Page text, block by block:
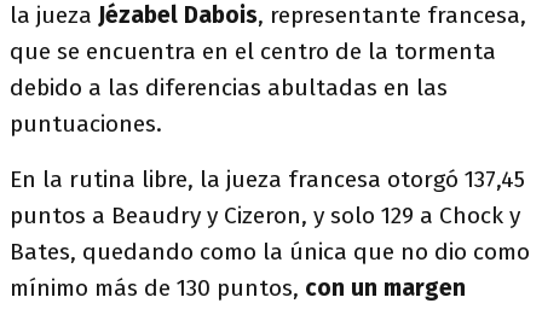
la jueza Jézabel Dabois, representante francesa,
que se encuentra en el centro de la tormenta
debido a las diferencias abultadas en las
puntuaciones.
En la rutina libre, la jueza francesa otorgó 137,45
puntos a Beaudry y Cizeron, y solo 129 a Chock y
Bates, quedando como la única que no dio como
mínimo más de 130 puntos, con un margen